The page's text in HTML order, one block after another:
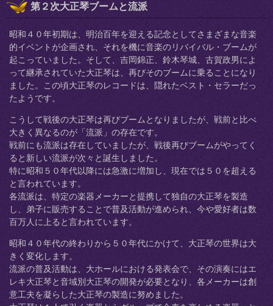
第２次大正琴ブームと流派
昭和４０年初期は、明治百年を迎える記念としてさまざまな音楽
的イベントが企画され、それを機に音楽のリバイバル・ブームが
起こっていました。そして、吉岡錦正、鈴木琴城、古賀政男によ
って継承されていた大正琴は、再びそのブームに乗ることになり
ました。この頃大正琴のレコードは、隠れたベスト・セラーだっ
たようです。
こうして戦後の大正琴は再びブームとなりましたが、戦前と比べ
大きく異なるのが「流派」の存在です。
戦前にも流派は存在していましたが、戦後再びブームがやってく
ると新しい流派が次々と誕生しました。
特に昭和５０年代以降には急激に増加し、現在では５０を超える
と言われています。
各流派は、特定の楽器メーカーと提携して独自の大正琴を製造
し、弟子に販売することで普及活動が進められ、今や愛好者は数
百万人に上ると言われています。
昭和４０年代の終わりから５０年代にかけて、大正琴の世界は大
きく変化します。
流派の普及活動は、大ホールにおける発表会で、その演奏にはエ
レキ大正琴と音域別大正琴の開発が必要となり、各メーカーは創
意工夫を凝らした大正琴の製造に努めました。